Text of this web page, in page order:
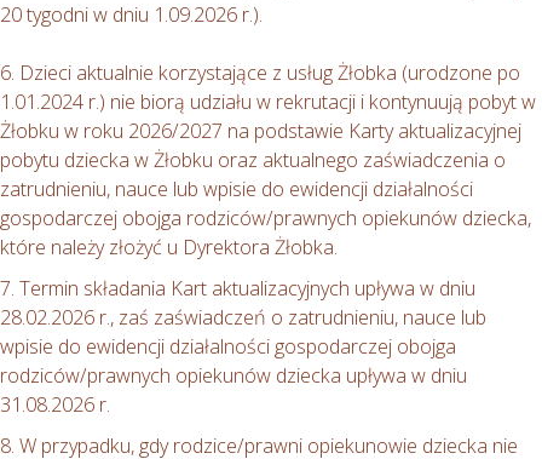
20 tygodni w dniu 1.09.2026 r.).
6. Dzieci aktualnie korzystające z usług Żłobka (urodzone po
1.01.2024 r.) nie biorą udziału w rekrutacji i kontynuują pobyt w
Żłobku w roku 2026/2027 na podstawie Karty aktualizacyjnej
pobytu dziecka w Żłobku oraz aktualnego zaświadczenia o
zatrudnieniu, nauce lub wpisie do ewidencji działalności
gospodarczej obojga rodziców/prawnych opiekunów dziecka,
które należy złożyć u Dyrektora Żłobka.
7. Termin składania Kart aktualizacyjnych upływa w dniu
28.02.2026 r., zaś zaświadczeń o zatrudnieniu, nauce lub
wpisie do ewidencji działalności gospodarczej obojga
rodziców/prawnych opiekunów dziecka upływa w dniu
31.08.2026 r.
8. W przypadku, gdy rodzice/prawni opiekunowie dziecka nie